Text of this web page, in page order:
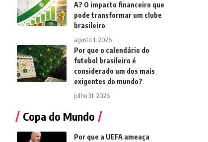
A? O impacto financeiro que
pode transformar um clube
brasileiro
agosto 1, 2026
Por que o calendário do
futebol brasileiro é
considerado um dos mais
exigentes do mundo?
julho 31, 2026
Copa do Mundo
Por que a UEFA ameaça